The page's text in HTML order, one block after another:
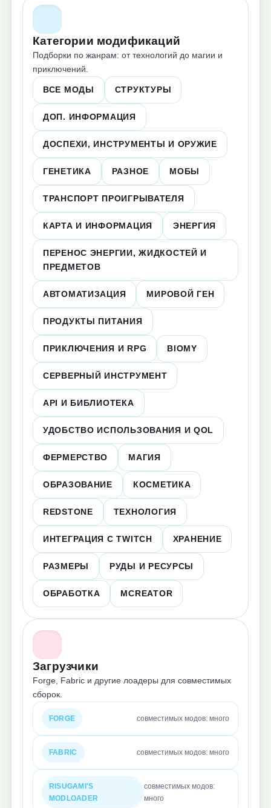
Категории модификаций
Подборки по жанрам: от технологий до магии и
приключений.
ВСЕ МОДЫ СТРУКТУРЫ
ДОП. ИНФОРМАЦИЯ
ДОСПЕХИ, ИНСТРУМЕНТЫ И ОРУЖИЕ
ГЕНЕТИКА РАЗНОЕ МОБЫ
ТРАНСПОРТ ПРОИГРЫВАТЕЛЯ
КАРТА И ИНФОРМАЦИЯ ЭНЕРГИЯ
ПЕРЕНОС ЭНЕРГИИ, ЖИДКОСТЕЙ И
ПРЕДМЕТОВ
АВТОМАТИЗАЦИЯ МИРОВОЙ ГЕН
ПРОДУКТЫ ПИТАНИЯ
ПРИКЛЮЧЕНИЯ И RPG BIOMY
СЕРВЕРНЫЙ ИНСТРУМЕНТ
API И БИБЛИОТЕКА
УДОБСТВО ИСПОЛЬЗОВАНИЯ И QOL
ФЕРМЕРСТВО МАГИЯ
ОБРАЗОВАНИЕ КОСМЕТИКА
REDSTONE ТЕХНОЛОГИЯ
ИНТЕГРАЦИЯ С TWITCH ХРАНЕНИЕ
РАЗМЕРЫ РУДЫ И РЕСУРСЫ
ОБРАБОТКА MCREATOR
Загрузчики
Forge, Fabric и другие лоадеры для совместимых
сборок.
FORGE совместимых модов: много
FABRIC совместимых модов: много
RISUGAMI'S
MODLOADER
совместимых модов:
много